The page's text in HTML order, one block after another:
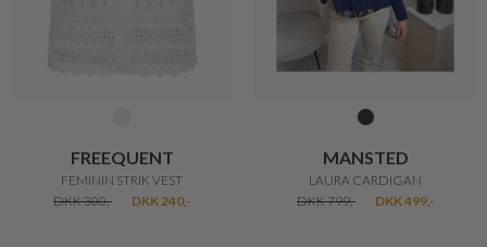
MICHA
SPRING VISCOSE KNIT
DKK 400,-
DKK 280,-
MICHA
BASIC STRIK
DKK 400,-
DKK 320,-